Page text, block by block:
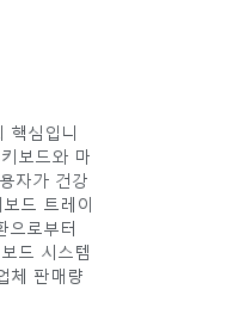
핵심입니
보드와 마
자가 건강
드 트레이
으로부터
드 시스템
체 판매량